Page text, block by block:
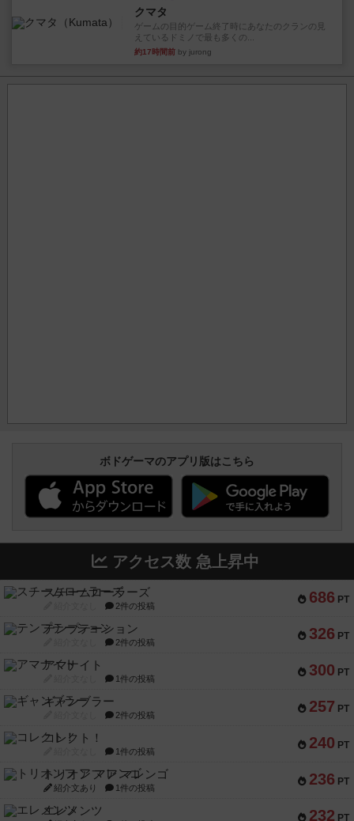
クマタ
ゲームの目的ゲーム終了時にあなたのクランの見
えているドミノで最も多くの...
約17時間前 by jurong
ボドゲーマのアプリ版はこちら
アクセス数 急上昇中
686 PT
スチームローラーズ
2件の投稿
326 PT
テンプテーション
2件の投稿
300 PT
アマナイト
1件の投稿
257 PT
ギャンブラー
2件の投稿
240 PT
コレクト！
1件の投稿
236 PT
トリオンフ ア マレンゴ
紹介文あり 1件の投稿
232 PT
エレメンツ